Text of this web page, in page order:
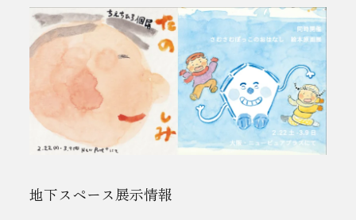
地下スペース展示情報